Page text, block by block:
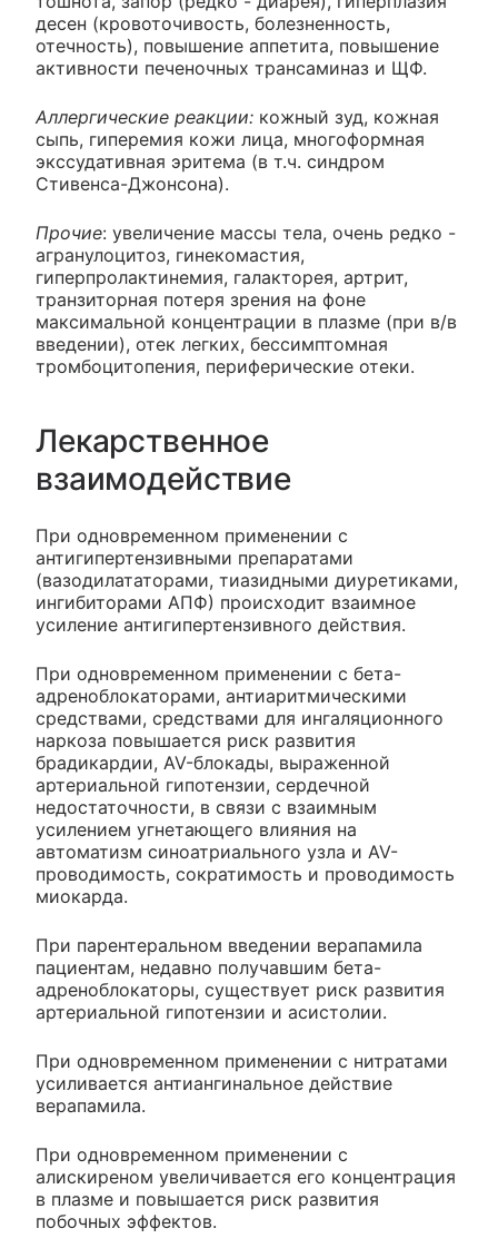
десен (кровоточивость, болезненность,
отечность), повышение аппетита, повышение
активности печеночных трансаминаз и ЩФ.
Аллергические реакции: кожный зуд, кожная
сыпь, гиперемия кожи лица, многоформная
экссудативная эритема (в т.ч. синдром
Стивенса-Джонсона).
Прочие: увеличение массы тела, очень редко -
агранулоцитоз, гинекомастия,
гиперпролактинемия, галакторея, артрит,
транзиторная потеря зрения на фоне
максимальной концентрации в плазме (при в/в
введении), отек легких, бессимптомная
тромбоцитопения, периферические отеки.
Лекарственное
взаимодействие
При одновременном применении с
антигипертензивными препаратами
(вазодилататорами, тиазидными диуретиками,
ингибиторами АПФ) происходит взаимное
усиление антигипертензивного действия.
При одновременном применении с бета-
адреноблокаторами, антиаритмическими
средствами, средствами для ингаляционного
наркоза повышается риск развития
брадикардии, AV-блокады, выраженной
артериальной гипотензии, сердечной
недостаточности, в связи с взаимным
усилением угнетающего влияния на
автоматизм синоатриального узла и AV-
проводимость, сократимость и проводимость
миокарда.
При парентеральном введении верапамила
пациентам, недавно получавшим бета-
адреноблокаторы, существует риск развития
артериальной гипотензии и асистолии.
При одновременном применении с нитратами
усиливается антиангинальное действие
верапамила.
При одновременном применении с
алискиреном увеличивается его концентрация
в плазме и повышается риск развития
побочных эффектов.